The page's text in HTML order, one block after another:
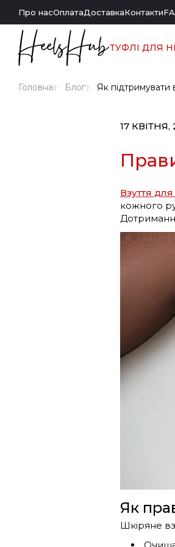
Про насОплатаДоставкаКонтакти
ТУФЛІ ДЛЯ
Головна Блог Як підтримувати
17 КВІТНЯ,
Взуття для
кожного
Як
Шкіряне